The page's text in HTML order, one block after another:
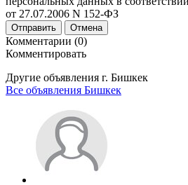
от 27.07.2006 N 152-ФЗ
Отправить Отмена
Комментарии (0)
Комментировать
Другие объявления г. Бишкек
Все объявления Бишкек